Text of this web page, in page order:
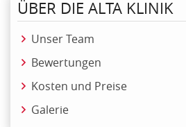
ÜBER DIE ALTA KLINIK
Unser Team
Bewertungen
Kosten und Preise
Galerie